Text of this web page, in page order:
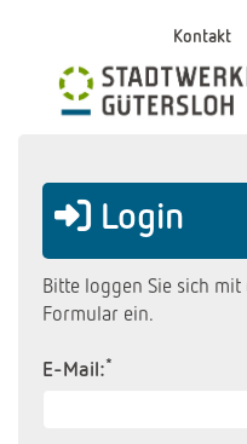
Kontakt
Login
Bitte loggen Sie sich
Formular ein.
E-Mail:*